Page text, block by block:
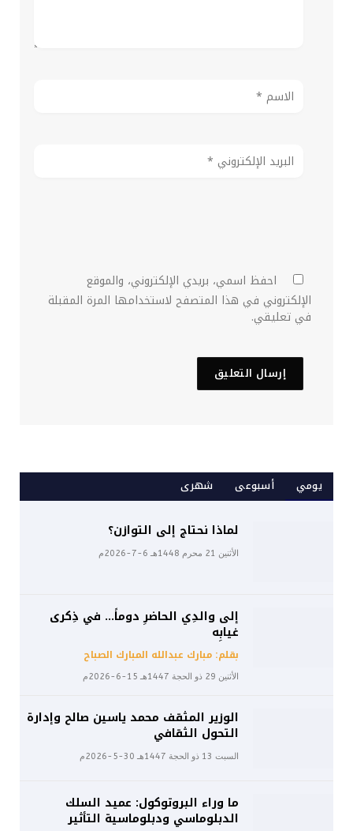
احفظ اسمي، بريدي الإلكتروني، والموقع
الإلكتروني في هذا المتصفح لاستخدامها المرة المقبلة
في تعليقي.
يومي أسبوعى شهرى
لماذا نحتاج إلى التوازن؟
الأثنين 21 محرم 1448هـ 6-7-2026م
إلى والدِي الحاضرِ دوماً… في ذِكرى
غيابِه
بقلم: مبارك عبدالله المبارك الصباح
الأثنين 29 ذو الحجة 1447هـ 15-6-2026م
الوزير المثقف محمد ياسين صالح وإدارة
التحول الثقافي
السبت 13 ذو الحجة 1447هـ 30-5-2026م
ما وراء البروتوكول: عميد السلك
الدبلوماسي ودبلوماسية التأثير